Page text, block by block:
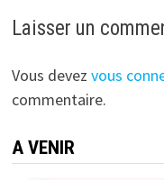
Laisser un
Vous devez vous
commentaire.
A VENIR